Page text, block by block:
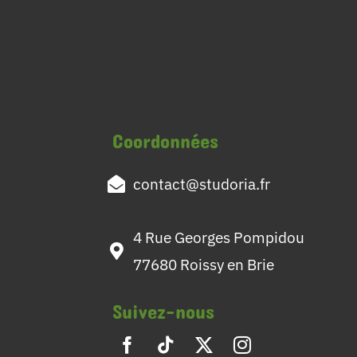
Coordonnées
contact@studoria.fr
4 Rue Georges Pompidou
77680 Roissy en Brie
Suivez-nous